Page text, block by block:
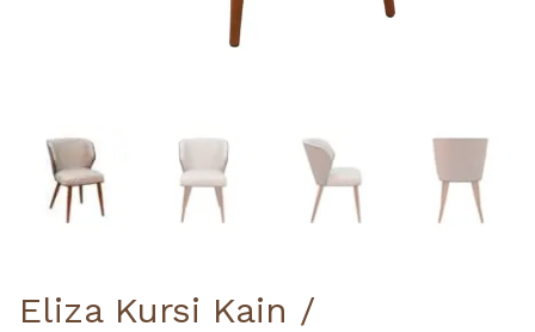
Eliza Kursi Kain /